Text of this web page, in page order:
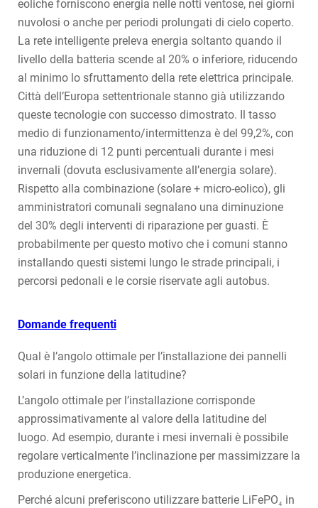
eoliche forniscono energia nelle notti ventose, nei giorni
nuvolosi o anche per periodi prolungati di cielo coperto.
La rete intelligente preleva energia soltanto quando il
livello della batteria scende al 20% o inferiore, riducendo
al minimo lo sfruttamento della rete elettrica principale.
Città dell’Europa settentrionale stanno già utilizzando
queste tecnologie con successo dimostrato. Il tasso
medio di funzionamento/intermittenza è del 99,2%, con
una riduzione di 12 punti percentuali durante i mesi
invernali (dovuta esclusivamente all’energia solare).
Rispetto alla combinazione (solare + micro-eolico), gli
amministratori comunali segnalano una diminuzione
del 30% degli interventi di riparazione per guasti. È
probabilmente per questo motivo che i comuni stanno
installando questi sistemi lungo le strade principali, i
percorsi pedonali e le corsie riservate agli autobus.
Domande frequenti
Qual è l’angolo ottimale per l’installazione dei pannelli
solari in funzione della latitudine?
L’angolo ottimale per l’installazione corrisponde
approssimativamente al valore della latitudine del
luogo. Ad esempio, durante i mesi invernali è possibile
regolare verticalmente l’inclinazione per massimizzare la
produzione energetica.
Perché alcuni preferiscono utilizzare batterie LiFePO₄ in